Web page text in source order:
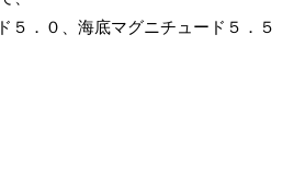
５．０、海底マグニチュード５．５